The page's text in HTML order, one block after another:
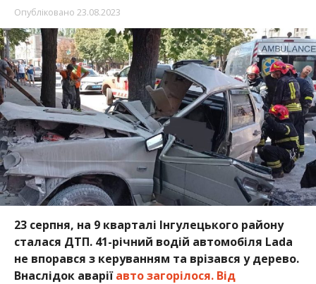
Опубліковано 23.08.2023
23 серпня, на 9 кварталі Інгулецького району
сталася ДТП. 41-річний водій автомобіля Lada
не впорався з керуванням та врізався у дерево.
Внаслідок аваріїавто загорілося. Від